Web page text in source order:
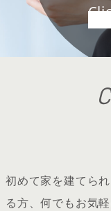
初めて家を建てら
る方、何でもお気